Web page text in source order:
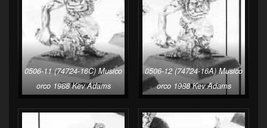
0506-11 (74724-16C) Musico
orco 1988 Kev Adams
0506-12 (74724-16A) Musico
orco 1988 Kev Adams